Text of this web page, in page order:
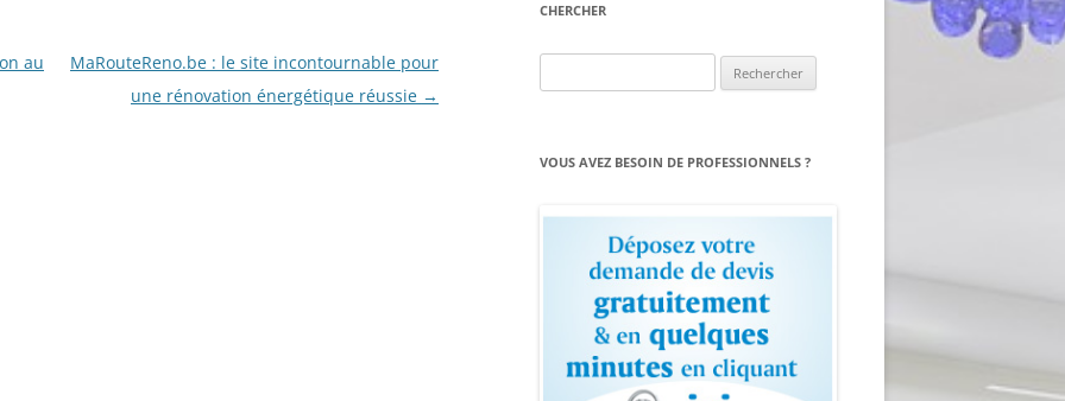
au
MaRouteReno.be : le site incontournable pour
une rénovation énergétique réussie →
CHERCHER
VOUS AVEZ BESOIN DE PROFESSIONNELS ?